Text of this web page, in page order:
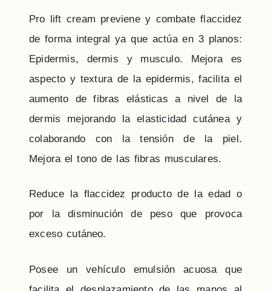
Pro lift cream previene y combate flaccidez
de forma integral ya que actúa en 3 planos:
Epidermis, dermis y musculo. Mejora es
aspecto y textura de la epidermis, facilita el
aumento de fibras elásticas a nivel de la
dermis mejorando la elasticidad cutánea y
colaborando con la tensión de la piel.
Mejora el tono de las fibras musculares.
Reduce la flaccidez producto de la edad o
por la disminución de peso que provoca
exceso cutáneo.
Posee un vehículo emulsión acuosa que